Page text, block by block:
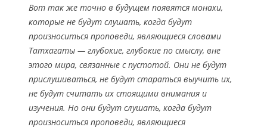
Вот так же точно в будущем появятся монахи,
которые не будут слушать, когда будут
произноситься проповеди, являющиеся словами
Татхагаты — глубокие, глубокие по смыслу, вне
этого мира, связанные с пустотой. Они не будут
прислушиваться, не будут стараться выучить их,
не будут считать их стоящими внимания и
изучения. Но они будут слушать, когда будут
произноситься проповеди, являющиеся